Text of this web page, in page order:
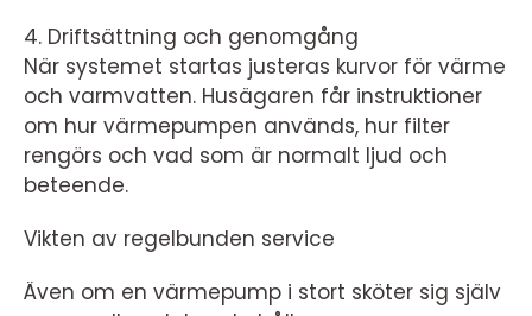
4. Driftsättning och genomgång
När systemet startas justeras kurvor för värme
och varmvatten. Husägaren får instruktioner
om hur värmepumpen används, hur filter
rengörs och vad som är normalt ljud och
beteende.
Vikten av regelbunden service
Även om en värmepump i stort sköter sig själv